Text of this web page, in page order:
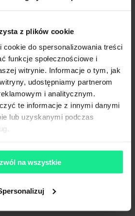
z plików cookie
do spersonalizowania treści
funkcje społecznościowe i
witrynie. Informacje o tym, jak
udostępniamy partnerom
i analitycznym.
te informacje z innymi danymi
lub uzyskanymi podczas
na wszystkie
zawarte na stronie internetowej
Publikacja ogłoszenia nie
formularza kontaktowego.